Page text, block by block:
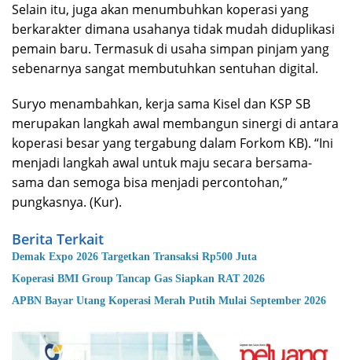
Selain itu, juga akan menumbuhkan koperasi yang
berkarakter dimana usahanya tidak mudah diduplikasi
pemain baru. Termasuk di usaha simpan pinjam yang
sebenarnya sangat membutuhkan sentuhan digital.
Suryo menambahkan, kerja sama Kisel dan KSP SB
merupakan langkah awal membangun sinergi di antara
koperasi besar yang tergabung dalam Forkom KB). “Ini
menjadi langkah awal untuk maju secara bersama-
sama dan semoga bisa menjadi percontohan,”
pungkasnya. (Kur).
Berita Terkait
Demak Expo 2026 Targetkan Transaksi Rp500 Juta
Koperasi BMI Group Tancap Gas Siapkan RAT 2026
APBN Bayar Utang Koperasi Merah Putih Mulai September 2026